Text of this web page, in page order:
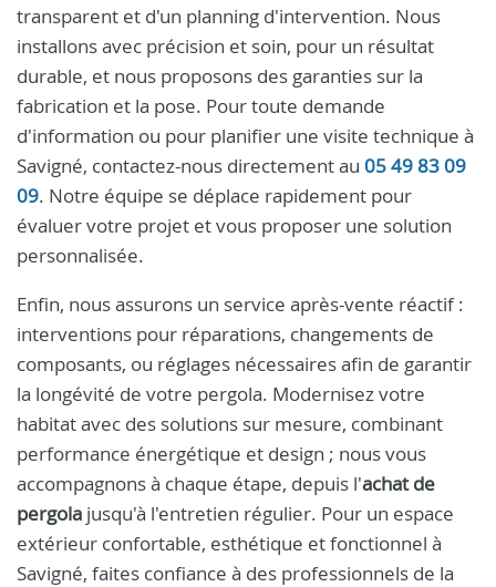
transparent et d'un planning d'intervention. Nous
installons avec précision et soin, pour un résultat
durable, et nous proposons des garanties sur la
fabrication et la pose. Pour toute demande
d'information ou pour planifier une visite technique à
Savigné, contactez-nous directement au 05 49 83 09
09. Notre équipe se déplace rapidement pour
évaluer votre projet et vous proposer une solution
personnalisée.
Enfin, nous assurons un service après-vente réactif :
interventions pour réparations, changements de
composants, ou réglages nécessaires afin de garantir
la longévité de votre pergola. Modernisez votre
habitat avec des solutions sur mesure, combinant
performance énergétique et design ; nous vous
accompagnons à chaque étape, depuis l'achat de
pergola jusqu'à l'entretien régulier. Pour un espace
extérieur confortable, esthétique et fonctionnel à
Savigné, faites confiance à des professionnels de la